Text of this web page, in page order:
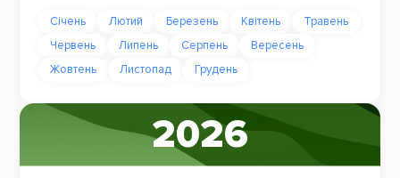
Січень Лютий Березень Квітень
Травень
Червень
Липень Серпень
Вересень
Жовтень
Листопад Грудень
2026